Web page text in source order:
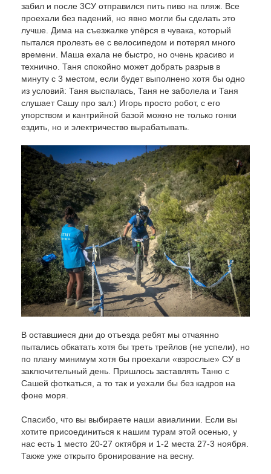
забил и после 3СУ отправился пить пиво на пляж. Все
проехали без падений, но явно могли бы сделать это
лучше. Дима на съезжалке упёрся в чувака, который
пытался пролезть ее с велосипедом и потерял много
времени. Маша ехала не быстро, но очень красиво и
технично. Таня спокойно может добрать разрыв в
минуту с 3 местом, если будет выполнено хотя бы одно
из условий: Таня выспалась, Таня не заболела и Таня
слушает Сашу про зал:) Игорь просто робот, с его
упорством и кантрийной базой можно не только гонки
ездить, но и электричество вырабатывать.
В оставшиеся дни до отъезда ребят мы отчаянно
пытались обкатать хотя бы треть трейлов (не успели), но
по плану минимум хотя бы проехали «взрослые» СУ в
заключительный день. Пришлось заставлять Таню с
Сашей фоткаться, а то так и уехали бы без кадров на
фоне моря.
Спасибо, что вы выбираете наши авиалинии. Если вы
хотите присоединиться к нашим турам этой осенью, у
нас есть 1 место 20-27 октября и 1-2 места 27-3 ноября.
Также уже открыто бронирование на весну.